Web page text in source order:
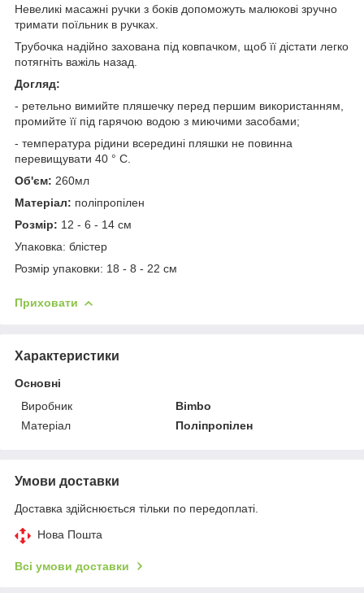
Невеликі масажні ручки з боків допоможуть малюкові зручно
тримати поїльник в ручках.
Трубочка надійно захована під ковпачком, щоб її дістати легко
потягніть важіль назад.
Догляд:
- ретельно вимийте пляшечку перед першим використанням,
промийте її під гарячою водою з миючими засобами;
- температура рідини всередині пляшки не повинна
перевищувати 40 ° C.
Об'єм: 260мл
Матеріал: поліпропілен
Розмір: 12 - 6 - 14 см
Упаковка: блістер
Розмір упаковки: 18 - 8 - 22 см
Приховати
Характеристики
Основні
Виробник
Bimbo
Матеріал
Поліпропілен
Умови доставки
Доставка здійснюється тільки по передоплаті.
Нова Пошта
Всі умови доставки